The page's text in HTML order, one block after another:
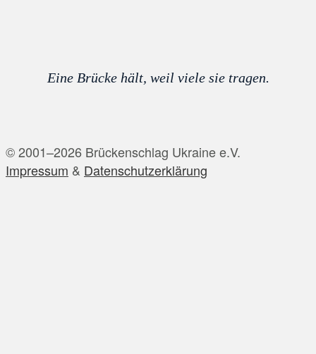
Eine Brücke hält, weil viele sie tragen.
© 2001–2026 Brückenschlag Ukraine e.V.
Impressum & Datenschutzerklärung